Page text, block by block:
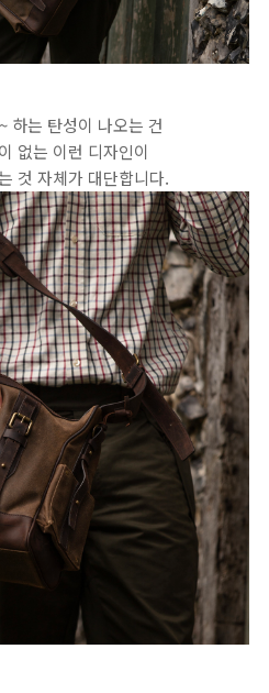
하는 탄성이 나오는 건
없는 이런 디자인이
것 자체가 대단합니다.